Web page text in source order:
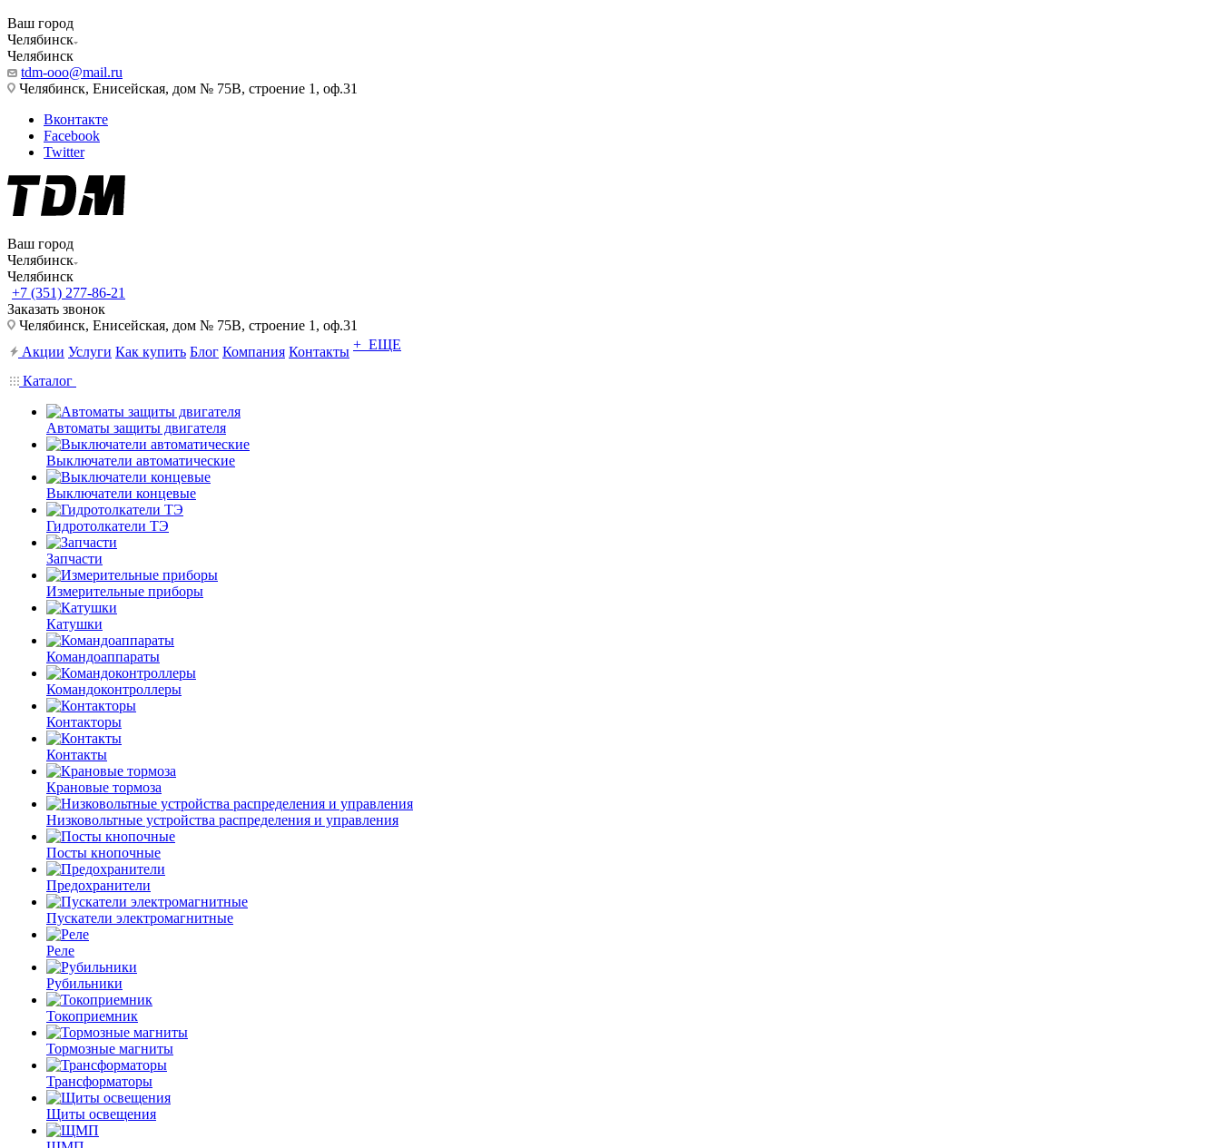
Ваш город
Челябинск
Челябинск
tdm-ooo@mail.ru
Челябинск, Енисейская, дом № 75В, строение 1, оф.31
Вконтакте
Facebook
Twitter
Ваш город
Челябинск
Челябинск
+7 (351) 277-86-21
Заказать звонок
Челябинск, Енисейская, дом № 75В, строение 1, оф.31
Акции Услуги Как купить Блог Компания Контакты + ЕЩЕ
Каталог
Автоматы защиты двигателя
Выключатели автоматические
Выключатели концевые
Гидротолкатели ТЭ
Запчасти
Измерительные приборы
Катушки
Командоаппараты
Командоконтроллеры
Контакторы
Контакты
Крановые тормоза
Низковольтные устройства распределения и управления
Посты кнопочные
Предохранители
Пускатели электромагнитные
Реле
Рубильники
Токоприемник
Тормозные магниты
Трансформаторы
Щиты освещения